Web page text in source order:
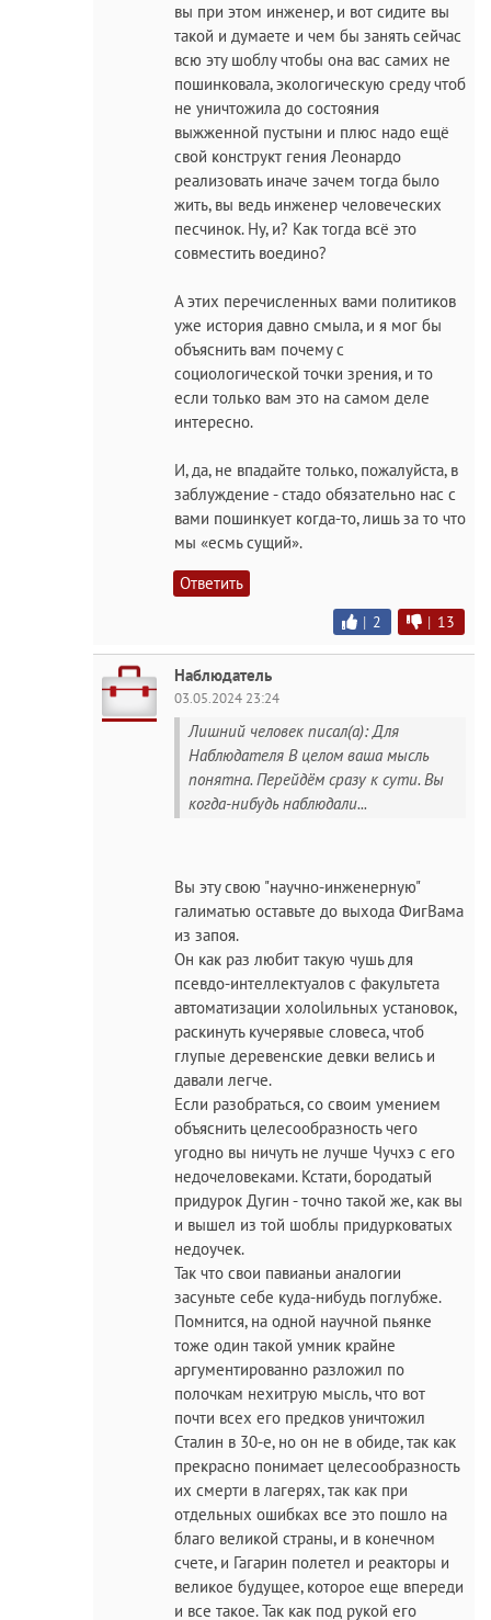
вы при этом инженер, и вот сидите вы
такой и думаете и чем бы занять сейчас
всю эту шоблу чтобы она вас самих не
пошинковала, экологическую среду чтоб
не уничтожила до состояния
выжженной пустыни и плюс надо ещё
свой конструкт гения Леонардо
реализовать иначе зачем тогда было
жить, вы ведь инженер человеческих
песчинок. Ну, и? Как тогда всё это
совместить воедино?
А этих перечисленных вами политиков
уже история давно смыла, и я мог бы
объяснить вам почему с
социологической точки зрения, и то
если только вам это на самом деле
интересно.
И, да, не впадайте только, пожалуйста, в
заблуждение - стадо обязательно нас с
вами пошинкует когда-то, лишь за то что
мы «есмь сущий».
Ответить
| 2 | 13
Наблюдатель
03.05.2024 23:24
Лишний человек писал(а): Для
Наблюдателя В целом ваша мысль
понятна. Перейдём сразу к сути. Вы
когда-нибудь наблюдали...
Вы эту свою "научно-инженерную"
галиматью оставьте до выхода ФигВама
из запоя.
Он как раз любит такую чушь для
псевдо-интеллектуалов с факультета
автоматизации холоlильных установок,
раскинуть кучерявые словеса, чтоб
глупые деревенские девки велись и
давали легче.
Если разобраться, со своим умением
объяснить целесообразность чего
угодно вы ничуть не лучше Чучхэ с его
недочеловеками. Кстати, бородатый
придурок Дугин - точно такой же, как вы
и вышел из той шоблы придурковатых
недоучек.
Так что свои павианьи аналогии
засуньте себе куда-нибудь поглубже.
Помнится, на одной научной пьянке
тоже один такой умник крайне
аргументированно разложил по
полочкам нехитрую мысль, что вот
почти всех его предков уничтожил
Сталин в 30-е, но он не в обиде, так как
прекрасно понимает целесообразность
их смерти в лагерях, так как при
отдельных ошибках все это пошло на
благо великой страны, и в конечном
счете, и Гагарин полетел и реакторы и
великое будущее, которое еще впереди
и все такое. Так как под рукой его